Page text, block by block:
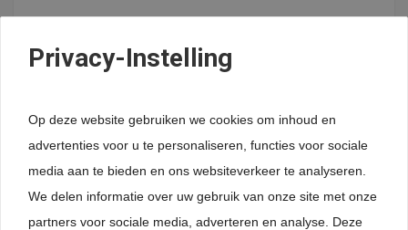
remove add Bestellen
Lage verzendkosten
Levering België
Specificaties
Privacy-Instelling
Op deze website gebruiken we cookies om inhoud en
advertenties voor u te personaliseren, functies voor sociale
media aan te bieden en ons websiteverkeer te analyseren.
We delen informatie over uw gebruik van onze site met onze
partners voor sociale media, adverteren en analyse. Deze